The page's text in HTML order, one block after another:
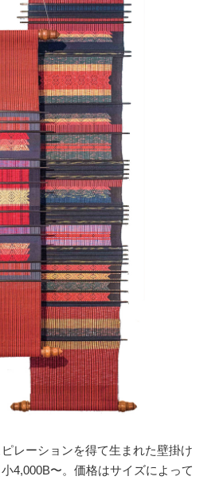
レーションを得て生まれた壁掛け
4,000B〜。価格はサイズによって